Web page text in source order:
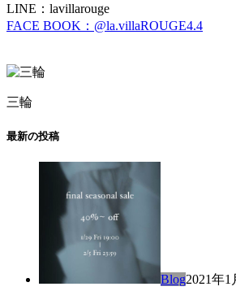
LINE：lavillarouge
FACE BOOK：@la.villaROUGE4.4
三輪
最新の投稿
Blog2021年1